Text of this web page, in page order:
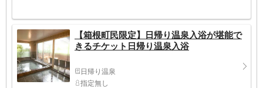
【箱根町民限定】日帰り温泉入浴が堪能で
きるチケット日帰り温泉入浴
日帰り温泉
指定無し